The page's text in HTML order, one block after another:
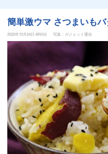
簡単激ウマ さつまいも
2022年10月24日 6時0分 写真：ガジェット通信